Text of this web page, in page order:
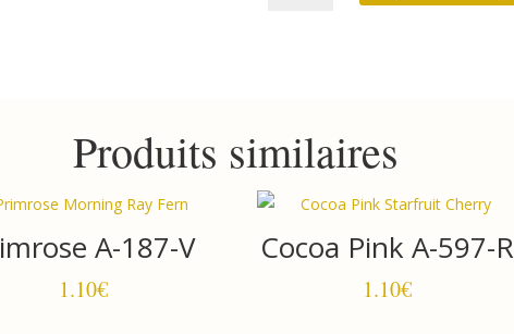
Produits similaires
A-187-V
1.10€
Cocoa Pink A-597-R
1.10€